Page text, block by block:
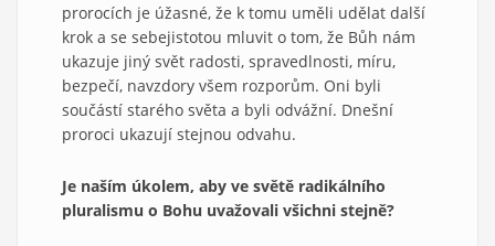
prorocích je úžasné, že k tomu uměli udělat další
krok a se sebejistotou mluvit o tom, že Bůh nám
ukazuje jiný svět radosti, spravedlnosti, míru,
bezpečí, navzdory všem rozporům. Oni byli
součástí starého světa a byli odvážní. Dnešní
proroci ukazují stejnou odvahu.
Je naším úkolem, aby ve světě radikálního
pluralismu o Bohu uvažovali všichni stejně?